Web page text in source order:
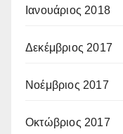
Ιανουάριος 2018
Δεκέμβριος 2017
Νοέμβριος 2017
Οκτώβριος 2017